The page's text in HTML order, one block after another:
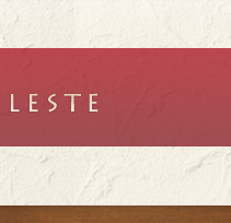
スリ
を
トを